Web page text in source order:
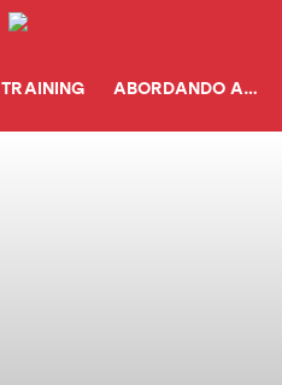
TRAINING ABORDANDO A…